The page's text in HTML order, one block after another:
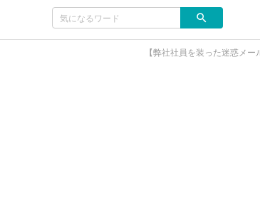
【弊社社員を装った迷惑メ